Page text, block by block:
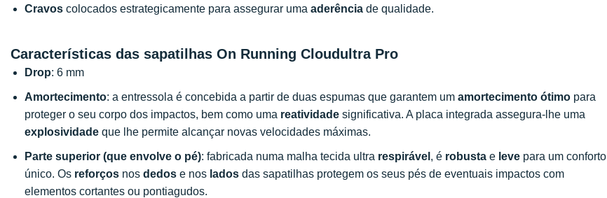
Cravos colocados estrategicamente para assegurar uma aderência de qualidade.
Características das sapatilhas On Running Cloudultra Pro
Drop: 6 mm
Amortecimento: a entressola é concebida a partir de duas espumas que garantem um amortecimento ótimo para
proteger o seu corpo dos impactos, bem como uma reatividade significativa. A placa integrada assegura-lhe uma
explosividade que lhe permite alcançar novas velocidades máximas.
Parte superior (que envolve o pé): fabricada numa malha tecida ultra respirável , é robusta e leve para um conforto
único. Os reforços nos dedos e nos lados das sapatilhas protegem os seus pés de eventuais impactos com
elementos cortantes ou pontiagudos.